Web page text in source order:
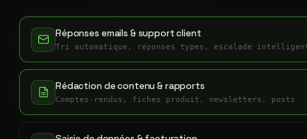
Réponses emails & support client
Tri automatique, réponses types, escalade
Rédaction de contenu & rapports
Comptes-rendus, fiches produit, newsletters, posts